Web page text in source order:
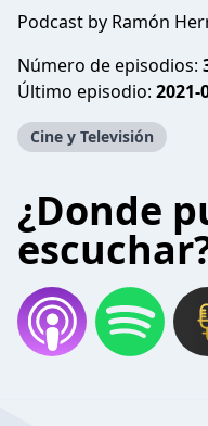
Podcast by Ramón
Número de episodios:
Último episodio: 2021-
Cine y Televisión
¿Donde